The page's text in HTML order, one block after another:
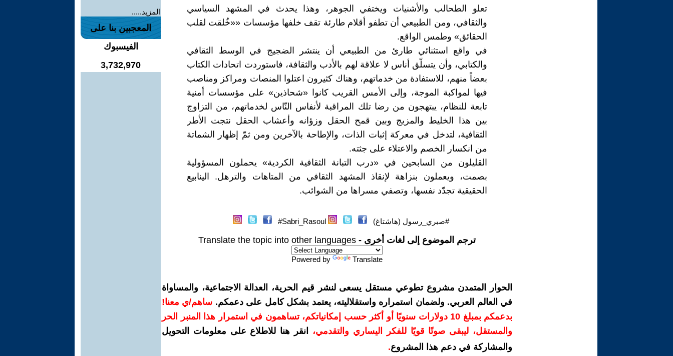
تعلو الطحالب والأشنيات ويختفي الجوهر، وهذا يحدث في المشهد السياسي
والثقافي، ومن الطبيعي أن تطفو أقلام طارئة تقف خلفها مؤسسات ««خُلقت لقلب
الحقائق» وطمس الواقع.
في واقع استثنائي طارئ من الطبيعي أن ينتشر الضجيج في الوسط الثقافي
والكتابي، وأن يتسلّق أناس لا علاقة لهم بالأدب والثقافة، فاستوردت اتحادات الكتاب
بعضاً منهم، للاستفادة من خدماتهم، وهناك كثيرون اعتلوا المنصات ومراكز ومناصب
فيها لمواكبة الموجة، وإلى الأمس القريب كانوا «شحاذين» على مؤسسات أمنية
تابعة للنظام، يبتهجون من رضا تلك المراقبة لأنفاس النّاس لخدماتهم، من التزاوج
بين هذا الخليط والمزيج وبين قمح الحقل وزؤانه وأعشاب الحقل نتجت الأطر
الثقافية، لتدخل في معركة إثبات الذات، والإطاحة بالآخرين ومن ثمّ إظهار الشماتة
من انكسار الخصم والاعتلاء على جثته.
القليلون من السابحين في «درب التبانة الثقافية الكردية» يحملون المسؤولية
بصمت، ويعملون بنزاهة لإنقاذ المشهد الثقافي من المتاهات والترهل. الينابيع
الحقيقية تجدّد نفسها، وتصفي مسراها من الشوائب.
#صبري_رسول (هاشتاغ) Sabri_Rasoul#
ترجم الموضوع إلى لغات أخرى - Translate the topic into other languages
Powered by Translate
الحوار المتمدن مشروع تطوعي مستقل يسعى لنشر قيم الحرية، العدالة الاجتماعية، والمساواة
في العالم العربي. ولضمان استمراره واستقلاليته، يعتمد بشكل كامل على دعمكم. ساهم/ي معنا!
بدعمكم بمبلغ 10 دولارات سنويًا أو أكثر حسب إمكانياتكم، تساهمون في استمرار هذا المنبر الحر
والمستقل، ليبقى صوتًا قويًا للفكر اليساري والتقدمي،
انقر هنا للاطلاع على معلومات التحويل
والمشاركة في دعم هذا المشروع.
المزيد.....
المعجبين بنا على
الفيسبوك
3,732,970